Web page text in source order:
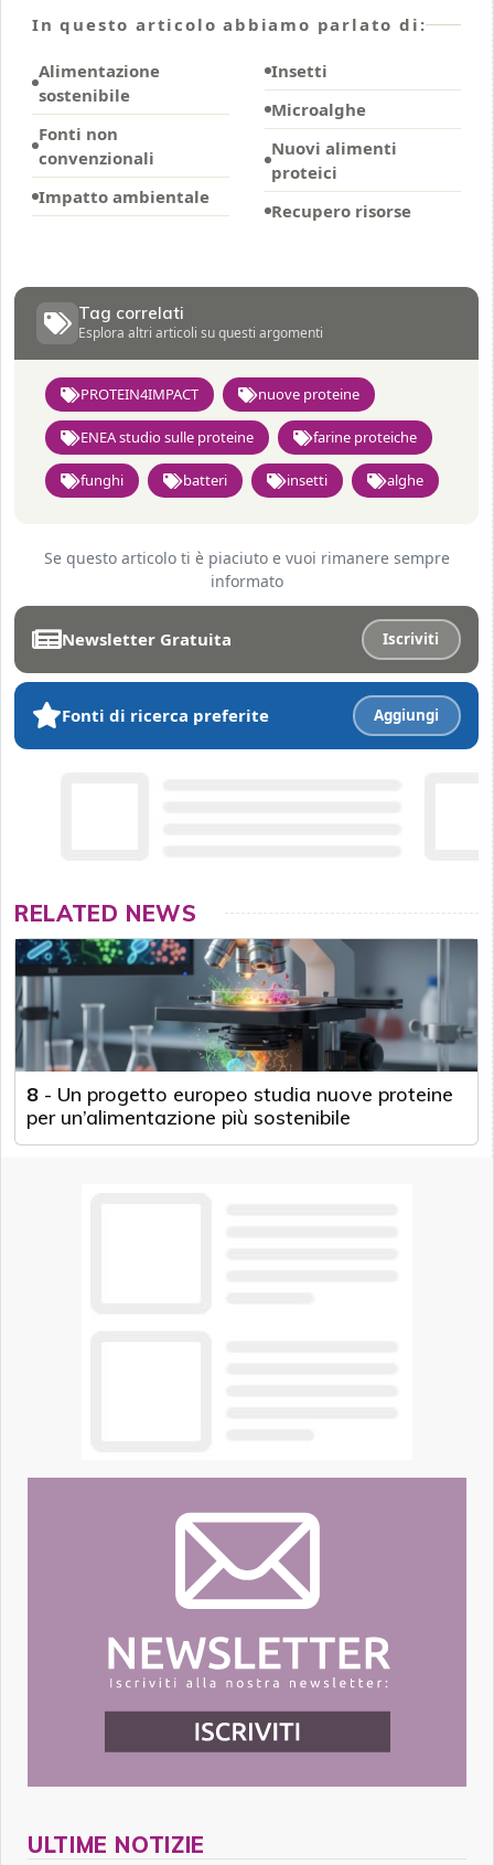
In questo articolo abbiamo parlato di:
Alimentazione
sostenibile
Fonti non
convenzionali
Impatto ambientale
Insetti
Microalghe
Nuovi alimenti
proteici
Recupero risorse
Tag correlati
Esplora altri articoli su questi argomenti
PROTEIN4IMPACT nuove proteine
ENEA studio sulle proteine farine proteiche
funghi batteri insetti alghe
Se questo articolo ti è piaciuto e vuoi rimanere sempre
informato
Newsletter Gratuita Iscriviti
Fonti di ricerca preferite Aggiungi
RELATED NEWS
8 - Un progetto europeo studia nuove proteine
per un’alimentazione più sostenibile
ULTIME NOTIZIE